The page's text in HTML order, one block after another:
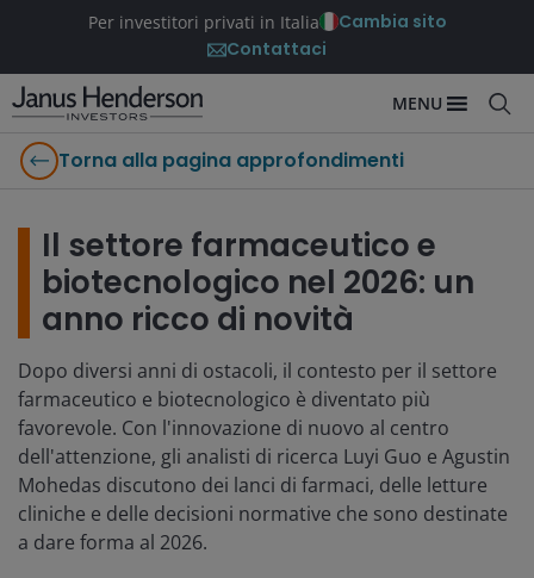
Per investitori privati in Italia
Cambia sito
Contattaci
MENU
Torna alla pagina approfondimenti
Il settore farmaceutico e
biotecnologico nel 2026: un
anno ricco di novità
Dopo diversi anni di ostacoli, il contesto per il settore
farmaceutico e biotecnologico è diventato più
favorevole. Con l'innovazione di nuovo al centro
dell'attenzione, gli analisti di ricerca Luyi Guo e Agustin
Mohedas discutono dei lanci di farmaci, delle letture
cliniche e delle decisioni normative che sono destinate
a dare forma al 2026.